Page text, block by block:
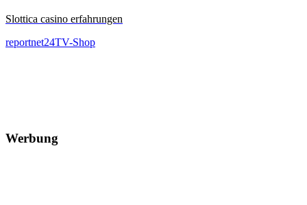
Slottica casino erfahrungen
reportnet24TV-Shop
Werbung